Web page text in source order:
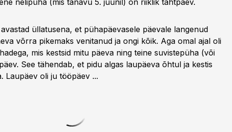
nelipüha (mis tänavu 5. juunil) on riiklik tähtpäev.
üllatusena, et pühapäevasele päevale langenud
võrra pikemaks venitanud ja ongi kõik. Aga omal ajal oli
mis kestsid mitu päeva ning teine suvistepüha (või
See tähendab, et pidu algas laupäeva õhtul ja kestis
Laupäev oli ju tööpäev ...